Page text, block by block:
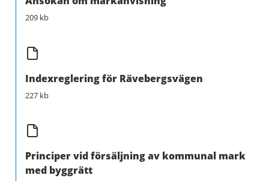
209 kb
Indexreglering för Rävebergsvägen
227 kb
Principer vid försäljning av kommunal mark
med byggrätt